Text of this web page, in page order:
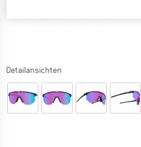
Detailansichten